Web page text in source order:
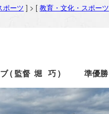
ポーツ ] > [ 教育・文化・スポーツ
ラブ ( 監督 堀 巧 ) 準優勝